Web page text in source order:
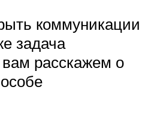
коммуникации
задача
расскажем о